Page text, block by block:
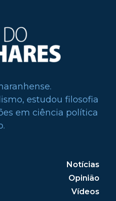
estudou filosofia
em ciência política
Notícias
Opinião
Vídeos